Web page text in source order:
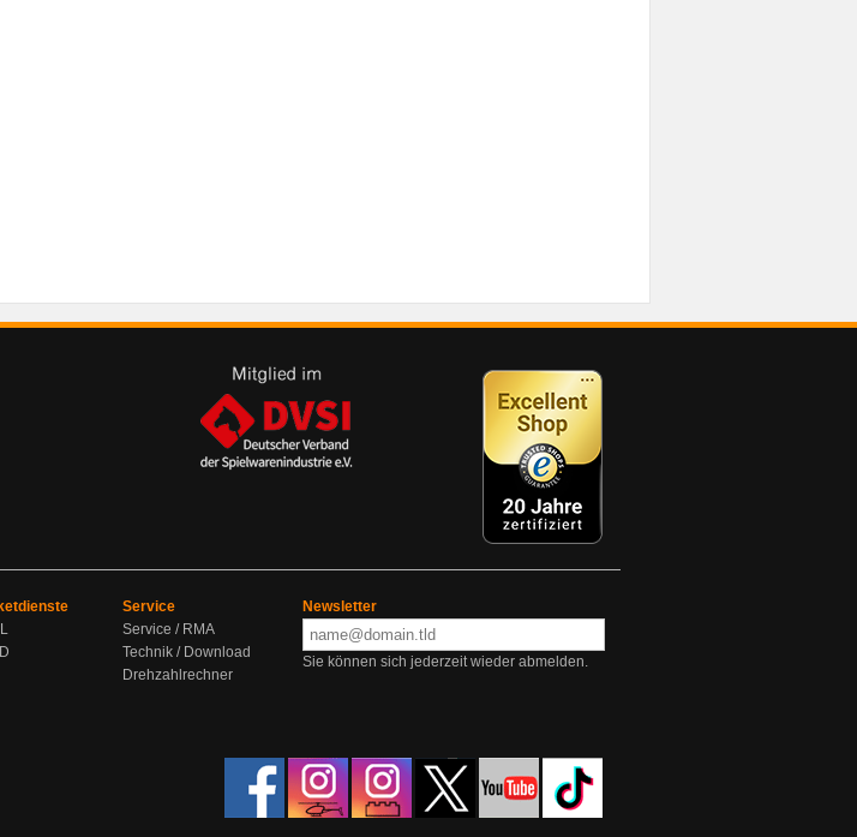
Service
Service / RMA
Technik / Download
Drehzahlrechner
Newsletter
Sie können sich jederzeit wieder abmelden.